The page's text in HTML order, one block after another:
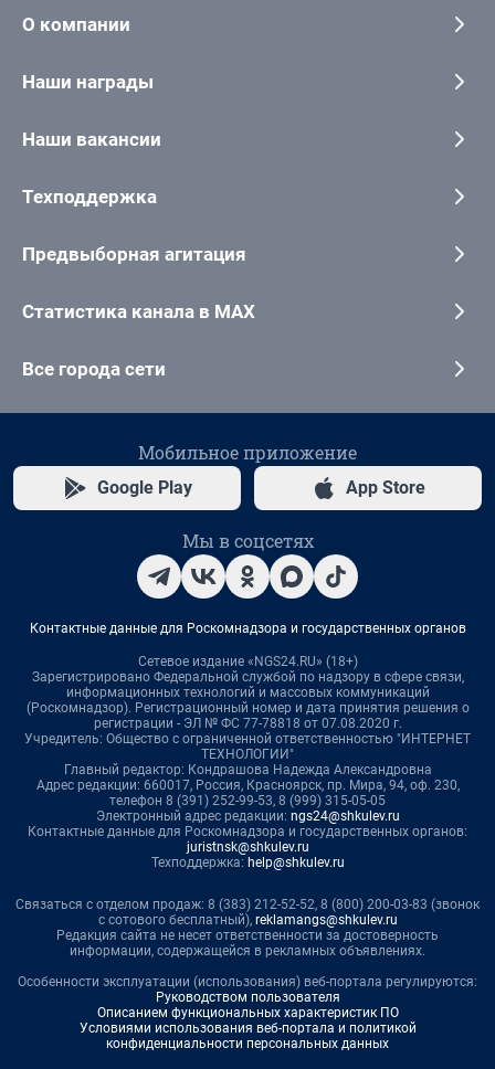
О компании
Наши награды
Наши вакансии
Техподдержка
Предвыборная агитация
Статистика канала в MAX
Все города сети
Мобильное приложение
Google Play App Store
Мы в соцсетях
Контактные данные для Роскомнадзора и государственных органов
Сетевое издание «NGS24.RU» (18+)
Зарегистрировано Федеральной службой по надзору в сфере связи,
информационных технологий и массовых коммуникаций
(Роскомнадзор). Регистрационный номер и дата принятия решения о
регистрации - ЭЛ № ФС 77-78818 от 07.08.2020 г.
Учредитель: Общество с ограниченной ответственностью "ИНТЕРНЕТ
ТЕХНОЛОГИИ"
Главный редактор: Кондрашова Надежда Александровна
Адрес редакции: 660017, Россия, Красноярск, пр. Мира, 94, оф. 230,
телефон 8 (391) 252-99-53, 8 (999) 315-05-05
Электронный адрес редакции: ngs24@shkulev.ru
Контактные данные для Роскомнадзора и государственных органов:
juristnsk@shkulev.ru
Техподдержка: help@shkulev.ru
Связаться с отделом продаж: 8 (383) 212-52-52, 8 (800) 200-03-83 (звонок
с сотового бесплатный), reklamangs@shkulev.ru
Редакция сайта не несет ответственности за достоверность
информации, содержащейся в рекламных объявлениях.
Особенности эксплуатации (использования) веб-портала регулируются:
Руководством пользователя
Описанием функциональных характеристик ПО
Условиями использования веб-портала и политикой
конфиденциальности персональных данных